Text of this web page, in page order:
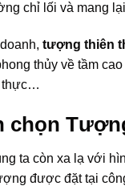
chỉ lối và mang
tượng thiên
thủy về tầm
thực…
chọn
ta còn xa lạ với
được đặt tại